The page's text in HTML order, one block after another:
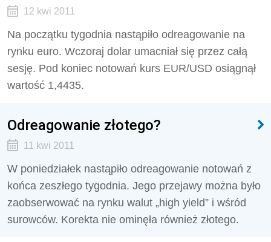
12 kwi 2011
Na początku tygodnia nastąpiło odreagowanie na
rynku euro. Wczoraj dolar umacniał się przez całą
sesję. Pod koniec notowań kurs EUR/USD osiągnął
wartość 1,4435.
Odreagowanie złotego?
11 kwi 2011
W poniedziałek nastąpiło odreagowanie notowań z
końca zeszłego tygodnia. Jego przejawy można było
zaobserwować na rynku walut „high yield” i wśród
surowców. Korekta nie ominęła również złotego.